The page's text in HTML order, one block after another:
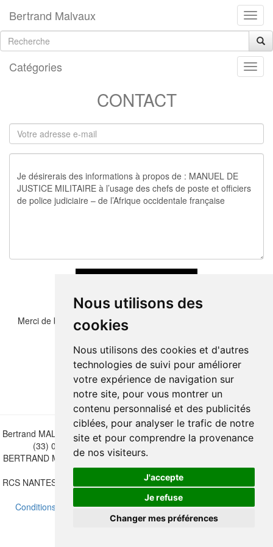
Nous utilisons des
cookies
Nous utilisons des cookies et d'autres
technologies de suivi pour améliorer
votre expérience de navigation sur
notre site, pour vous montrer un
contenu personnalisé et des publicités
ciblées, pour analyser le trafic de notre
site et pour comprendre la provenance
de nos visiteurs.
J'accepte
Je refuse
Changer mes préférences
Bertrand Malvaux
Catégories
CONTACT
Merci de bien vouloir recopier les chiffres et lettre ci-dessous :
Bertrand MALVAUX - 22 rue Crébillon, 44000 Nantes - FRANCE - Tél.
(33) 02 40 733 600 — bertrand.malvaux@wanadoo.fr
BERTRAND MALVAUX - ÉDITIONS DU CANONNIER SARL au capital
de 47.000 EUROS
RCS NANTES B 442 295 077 - N° INTRACOMMUNAUTAIRE CEE FR
30 442 295 077
Conditions de vente-Mettre à jour vos préférences de cookies